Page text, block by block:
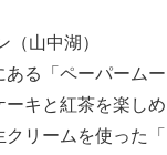
（山中湖）
る「ペーパーム
ーキと紅茶を楽し
クリームを使った